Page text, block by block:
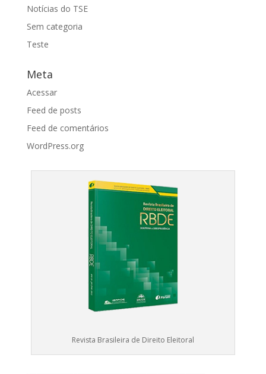
Notícias do TSE
Sem categoria
Teste
Meta
Acessar
Feed de posts
Feed de comentários
WordPress.org
Revista Brasileira de Direito Eleitoral